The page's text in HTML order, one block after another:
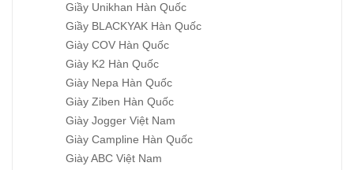
Giầy Unikhan Hàn Quốc
Giầy BLACKYAK Hàn Quốc
Giày COV Hàn Quốc
Giày K2 Hàn Quốc
Giày Nepa Hàn Quốc
Giày Ziben Hàn Quốc
Giày Jogger Việt Nam
Giày Campline Hàn Quốc
Giày ABC Việt Nam